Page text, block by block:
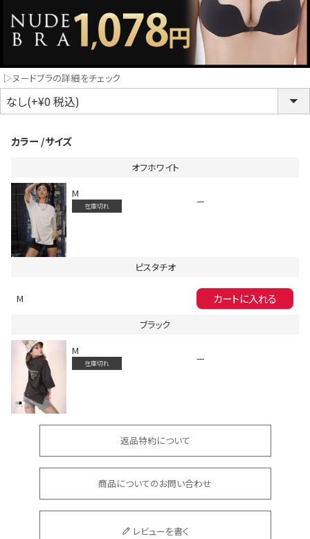
同一商品まとめ買いキャンペーン
インスタ写真投稿キャンペーン！
DANCE MOVIE
▷ヌードブラの詳細をチェック
カラー サイズ
オフホワイト
M
在庫切れ —
ピスタチオ
M カートに入れる
ブラック
M
在庫切れ —
返品特約について
商品についてのお問い合わせ
レビューを書く